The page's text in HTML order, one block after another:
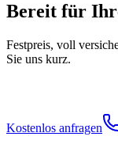
Bereit für
Festpreis, voll
Sie uns kurz.
Kostenlos anfragen